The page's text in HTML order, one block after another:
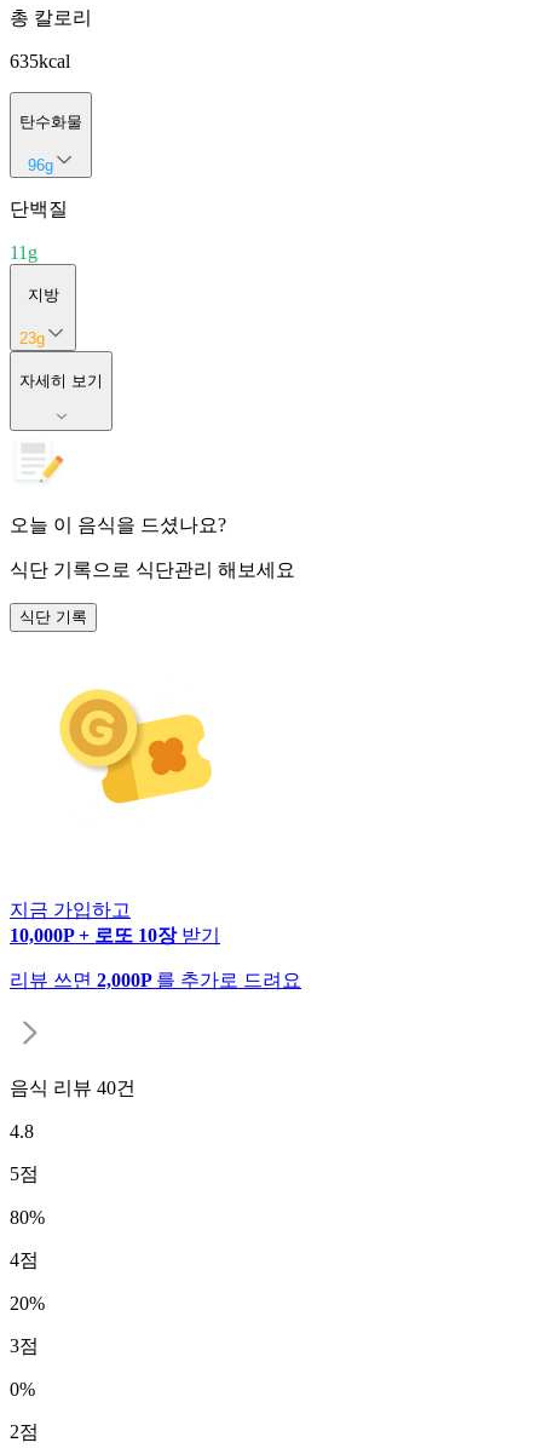
총 칼로리
635kcal
탄수화물
96g
단백질
11 g
지방
23g
자세히 보기
오늘 이 음식을 드셨나요?
식단 기록으로 식단관리 해보세요
식단 기록
지금 가입하고
10,000P + 로또 10장 받기
리뷰 쓰면 2,000P 를 추가로 드려요
음식 리뷰 40건
4.8
5점
80%
4점
20%
3점
0%
2점